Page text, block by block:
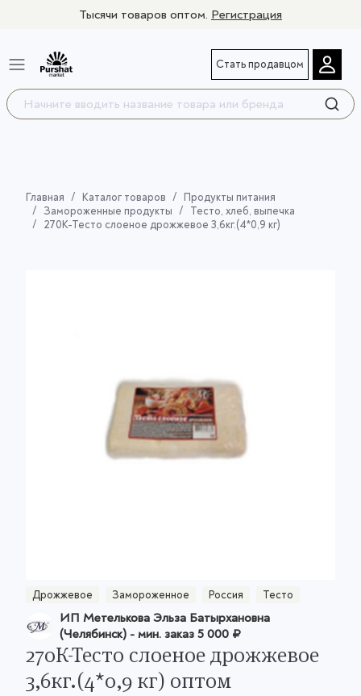
Тысячи товаров оптом. Регистрация
Стать продавцом
Главная Каталог товаров
Продукты питания
Замороженные продукты
Тесто, хлеб, выпечка
270К-Тесто слоеное дрожжевое 3,6кг.(4*0,9 кг)
Дрожжевое Замороженное Россия Тесто
ИП Метелькова Эльза Батырхановна
(Челябинск)- мин. заказ5 000 ₽
270К-Тесто слоеное дрожжевое
3,6кг.(4*0,9 кг) оптом